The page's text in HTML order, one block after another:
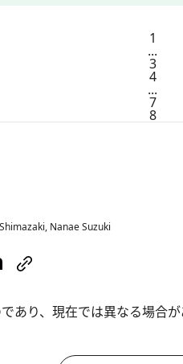
1
...
3
4
...
7
8
Nanae Suzuki
り、現在では異なる場合が